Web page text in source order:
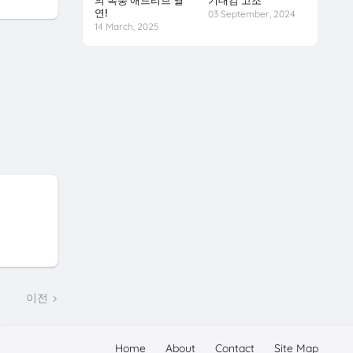
이전
연!
14 March, 2025
03 September, 2024
Home About Contact Site Map